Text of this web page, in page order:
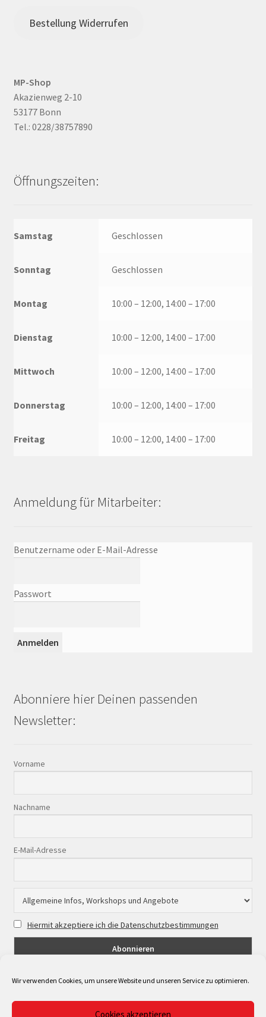
Wir verwenden Cookies, um unsere Website und unseren Service zu optimieren.
Cookies akzeptieren
Bestellung Widerrufen
MP-Shop
Akazienweg 2-10
53177 Bonn
Tel.: 0228/38757890
Öffnungszeiten:
Samstag Geschlossen
Sonntag Geschlossen
Montag 10:00 – 12:00, 14:00 – 17:00
Dienstag 10:00 – 12:00, 14:00 – 17:00
Mittwoch 10:00 – 12:00, 14:00 – 17:00
Donnerstag 10:00 – 12:00, 14:00 – 17:00
Freitag 10:00 – 12:00, 14:00 – 17:00
Anmeldung für Mitarbeiter:
Benutzername oder E-Mail-Adresse
Passwort
Abonniere hier Deinen passenden
Newsletter:
Vorname
Nachname
E-Mail-Adresse
Hiermit akzeptiere ich die Datenschutzbestimmungen